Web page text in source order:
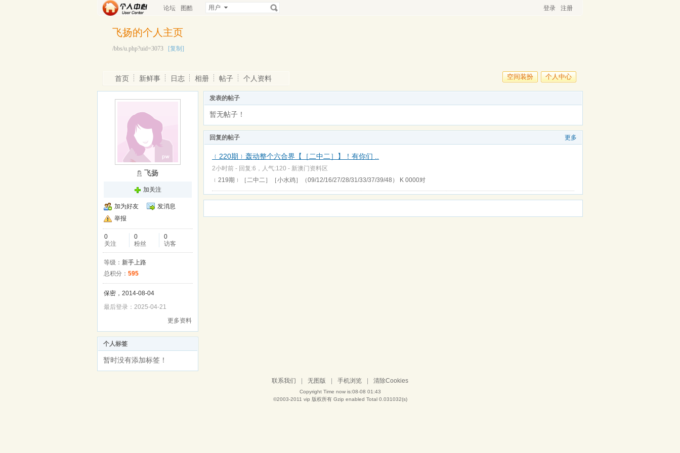
论坛 图酷 用户 登录 注册
飞扬的个人主页
/bbs/u.php?uid=3073 [复制]
空间装扮 个人中心
首页 新鲜事 日志 相册 帖子 个人资料
飞扬
加关注
加为好友
发消息
举报
0
关注
0
粉丝
0
访客
等级： 新手上路
总积分： 595
保密，2014-08-04
最后登录：2025-04-21
更多资料
个人标签
暂时没有添加标签！
发表的帖子
暂无帖子！
更多
回复的帖子
﹛220期﹜轰动整个六合界【［二中二］】！有你们 ..
2小时前 - 回复:6，人气:120 - 新澳门资料区
﹛219期﹜［二中二］［小水鸡］（09/12/16/27/28/31/33/37/39/48） K 0000对
联系我们 无图版 手机浏览 清除Cookies
Copyright Time now is:08-08 01:43
©2003-2011 vip 版权所有 Gzip enabled Total 0.031032(s)